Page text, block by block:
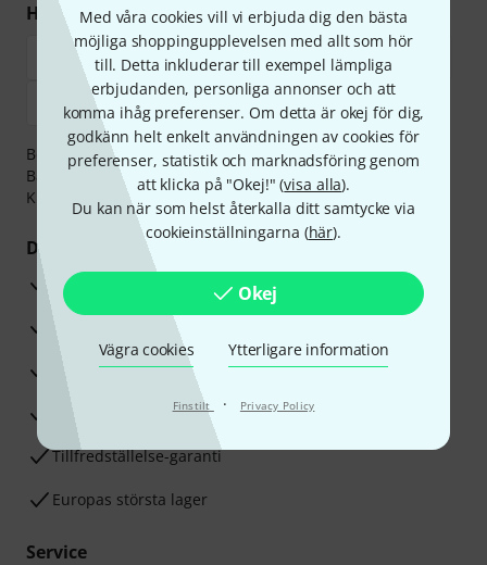
Med våra cookies vill vi erbjuda dig den bästa
möjliga shoppingupplevelsen med allt som hör
till. Detta inkluderar till exempel lämpliga
erbjudanden, personliga annonser och att
komma ihåg preferenser. Om detta är okej för dig,
godkänn helt enkelt användningen av cookies för
preferenser, statistik och marknadsföring genom
att klicka på "Okej!" (visa alla).
Du kan när som helst återkalla ditt samtycke via
cookieinställningarna (här).
Okej
Vägra cookies Ytterligare information
Finstilt · Privacy Policy
Handla och betala säkert
Betalningen kan göras tryggt och säkert med
Banköverföring, PayPal,
Klarna Direktbetalning eller
Kreditkort.
Dina fördelar
3-år Thomann-garanti
30 dagars öppet köp
Reparationsservice
Råd från våra sak-experter
Tillfredställelse-garanti
Europas största lager
Service